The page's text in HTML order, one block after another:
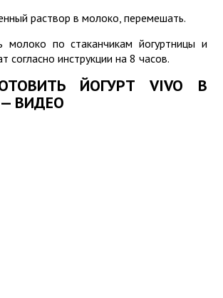
раствор в молоко, перемешать.
молоко по стаканчикам йогуртницы и
согласно инструкции на 8 часов.
ЙОГУРТ VIVO В
ВИДЕО